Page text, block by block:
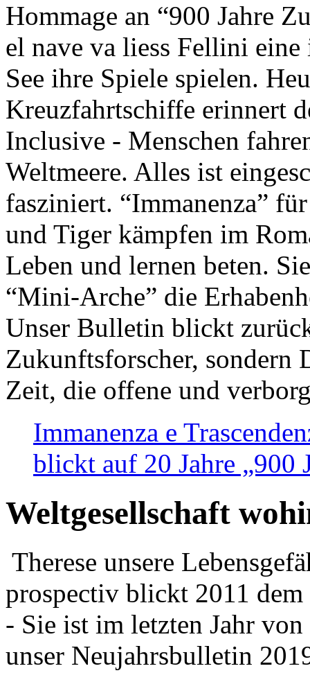
Hommage an “900 Jahre
el nave va liess Fellini
See ihre Spiele spielen.
Kreuzfahrtschiffe erinnert
Inclusive - Menschen
Weltmeere. Alles ist
fasziniert. “Immanenza”
und Tiger kämpfen im
Leben und lernen beten.
“Mini-Arche” die
Unser Bulletin blickt
Zukunftsforscher, sondern
Zeit, die offene und
Immanenza e
blickt auf 20 Jahre „900
Weltgesellschaft
Therese unsere
prospectiv blickt 2011
- Sie ist im letzten Jahr
unser Neujahrsbulletin